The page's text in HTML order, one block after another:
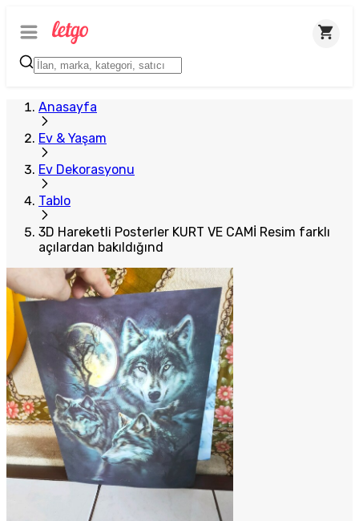
Anasayfa
Ev & Yaşam
Ev Dekorasyonu
Tablo
3D Hareketli Posterler KURT VE CAMİ Resim farklı
açılardan bakıldığınd
Plus Satıcı